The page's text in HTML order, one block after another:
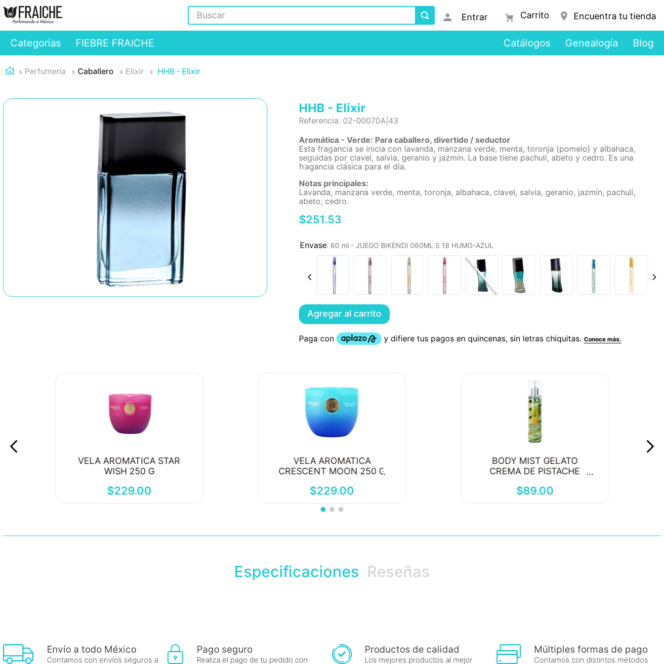
Buscar
Entrar Encuentra tu tienda
Categorías FIEBRE FRAICHE Catálogos Genealogía Blog
Perfumería Caballero Elixir HHB - Elixir
HHB - Elixir
Referencia: 02-00070A|43
Aromática - Verde: Para caballero, divertido / seductor
Esta fragancia se inicia con lavanda, manzana verde, menta, toronja (pomelo) y albahaca,
seguidas por clavel, salvia, geranio y jazmín. La base tiene pachulí, abeto y cedro. Es una
fragancia clásica para el día.
Notas principales:
Lavanda, manzana verde, menta, toronja, albahaca, clavel, salvia, geranio, jazmín, pachulí,
abeto, cedro.
$251.53
: 60 ml - JUEGO BIKENDI 060ML S 18 HUMO-AZUL
Agregar al carrito
VELA AROMATICA STAR
WISH 250 G
$229.00
VELA AROMATICA
CRESCENT MOON 250 G
$229.00
BODY MIST GELATO
CREMA DE PISTACHE
$89.00
Especificaciones Reseñas
Envío a todo México
Contamos con envíos seguros a
Pago seguro
Realiza el pago de tu pedido con
Productos de calidad
Los mejores productos al mejor
Múltiples formas de pago
Contamos con distintos métodos